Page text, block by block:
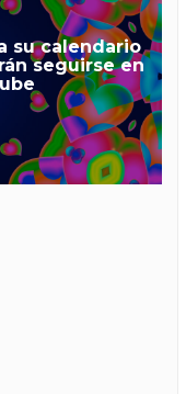
su calendario
seguirse en